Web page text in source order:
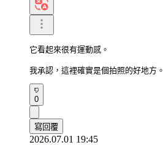
它看起來很有運動感。
我承認，這裡確實是個拍照的好地方。
0
寫回覆
2026.07.01 19:45